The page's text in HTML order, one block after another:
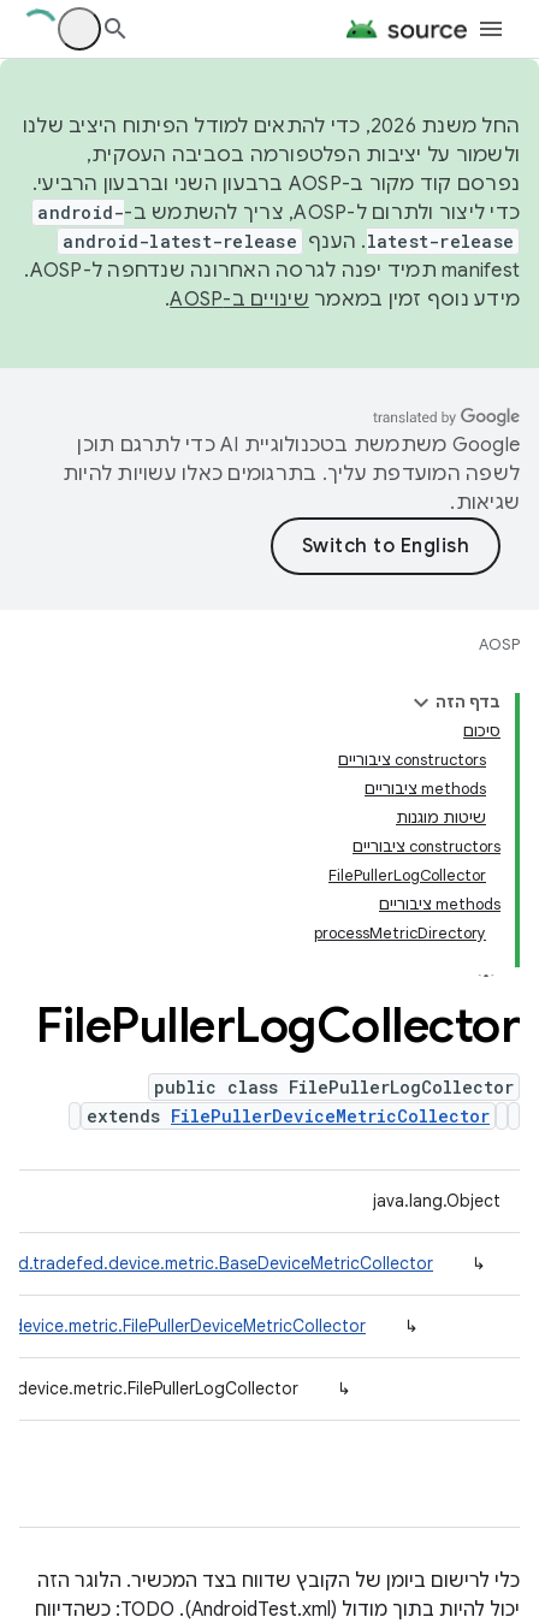
החל משנת 2026, כדי להתאים למודל הפיתוח היציב שלנו
ולשמור על יציבות הפלטפורמה בסביבה העסקית,
נפרסם קוד מקור ב-AOSP ברבעון השני וברבעון הרביעי.
כדי ליצור ולתרום ל-AOSP, צריך להשתמש ב-
android-
latest-release. הענף android-latest-release
manifest תמיד יפנה לגרסה האחרונה שנדחפה ל-AOSP.
מידע נוסף זמין במאמר שינויים ב-AOSP .
‫Google משתמשת בטכנולוגיית AI כדי לתרגם תוכן
לשפה המועדפת עליך. בתרגומים כאלו עשויות להיות
שגיאות.
AOSP
בדף הזה
סיכום
‫constructors ציבוריים
‫methods ציבוריים
שיטות מוגנות
‫constructors ציבוריים
FilePullerLogCollector
‫methods ציבוריים
processMetricDirectory
FilePullerLogCollector
public class FilePullerLogCollector
extends FilePullerDeviceMetricCollector
java.lang.Object
↳
↳
↳
כלי לרישום ביומן של הקובץ שדווח בצד המכשיר. הלוגר הזה
יכול להיות בתוך מודול (AndroidTest.xml). TODO: כשהדיווח